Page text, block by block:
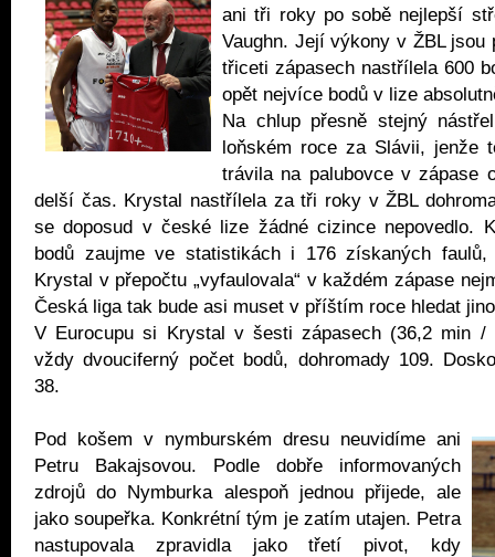
ani tři roky po sobě nejlepší
Vaughn. Její výkony v ŽBL jsou
třiceti zápasech nastřílela 600
opět nejvíce bodů v lize
Na chlup přesně stejný
loňském roce za Slávii, jenže
trávila na palubovce v zápase
delší čas. Krystal nastřílela za tři roky v ŽBL
se doposud v české lize žádné cizince nepovedlo.
bodů zaujme ve statistikách i 176 získaných
Krystal v přepočtu „vyfaulovala“ v každém zápase
Česká liga tak bude asi muset v příštím roce hledat
V Eurocupu si Krystal v šesti zápasech (36,2 min /
vždy dvouciferný počet bodů, dohromady 109.
38.
Pod košem v nymburském dresu neuvidíme ani
Petru Bakajsovou. Podle dobře informovaných
zdrojů do Nymburka alespoň jednou přijede, ale
jako soupeřka. Konkrétní tým je zatím utajen. Petra
nastupovala zpravidla jako třetí pivot, kdy